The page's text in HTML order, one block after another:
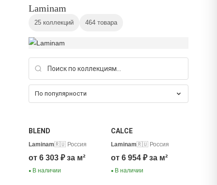
Laminam
25 коллекций 464 товара
По популярности
BLEND
Laminam🇷🇺 Россия
от 6 303 ₽ за м²
● В наличии
CALCE
Laminam🇷🇺 Россия
от 6 954 ₽ за м²
● В наличии